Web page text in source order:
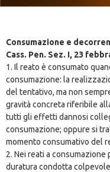
Consumazione e
Cass. Pen. Sez. I, 23
1. Il reato è consumato
consumazione: la
del tentativo, ma non
gravità concreta riferibile
tutti gli effetti dannosi
consumazione; oppure si
momento consumativo del
2. Nei reati a
duratura condotta